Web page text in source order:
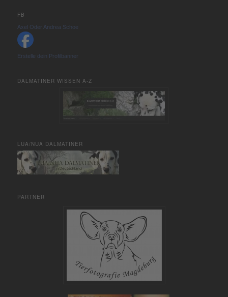
FB
Axel Oder Andrea Schoe
Erstelle dein Profilbanner
DALMATINER WISSEN A-Z
LUA/NUA DALMATINER
PARTNER